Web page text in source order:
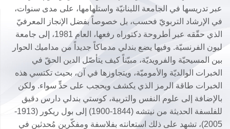
عبر تدريسها في الجامعة اللبنانيّة واستلهامها، على مدى سنوات،
في الإرشاد التربويّ فحسب، بل خصوصاً بفضل الإنجاز المعرفيّ
الذي حقّقه عبر أطروحة دكتوراه رفعها، العام 1981، إلى جامعة
ليون الفرنسيّة. وفيها يضع بندلي مدماكاً جديداً من مداميك الحوار
بين المسيحيّة والفرويديّة، مبيّناً كيف يتأصّل الدين الحقّ في
الخبرات الوالديّة والأموميّة، ويتجاوزها في آن، بحيث تكتسي هذه
الخبرات طاقة الرمز الذي يكشف ويحجب على حدٍّ سواء. ولكن
بالإضافة إلى علوم النفس والتربية، كوستي بندلي دارس دقيق
للفلسفة الحديثة من نيتشه (1844-1900) إلى بول ريكور (1913-
2005)، تشهد على ذلك استعانته بفلاسفة ومفكّرين مُحدثين في